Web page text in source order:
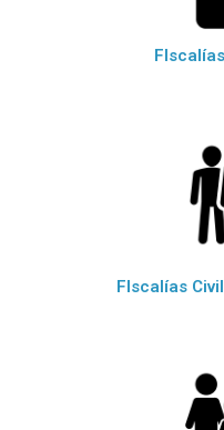
FIscalías